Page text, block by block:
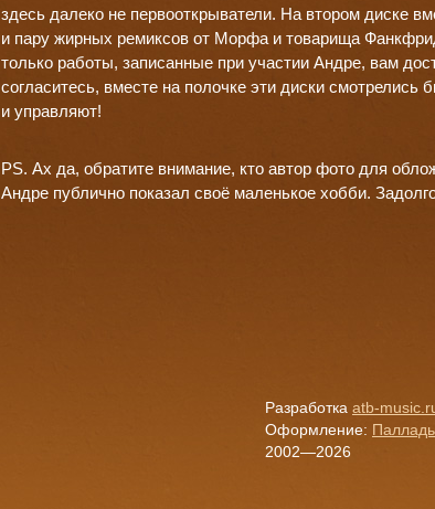
здесь далеко не первооткрыватели. На втором диске
и пару жирных ремиксов от Морфа и товарища
только работы, записанные при участии Андре, вам
согласитесь, вместе на полочке эти диски
и управляют!
PS. Ах да, обратите внимание, кто автор фото для
Андре публично показал своё маленькое хобби.
Разработка atb-
Оформление:
2002—2026